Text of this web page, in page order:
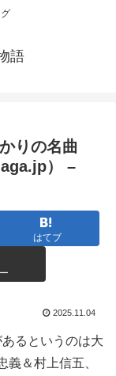
語
りの名曲
） –
はてブ
2025.11.04
るというのは大
＆村上信五、